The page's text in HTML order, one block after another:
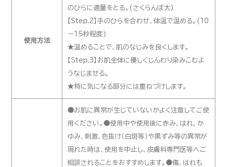
使用方法
のひらに適量をとる。(さくらんぼ大)
【Step.2】手のひらを合わせ、体温で温める。(10
～15秒程度)
★温めることで、肌のなじみを良くします。
【Step.3】お肌全体に優しくじんわり染みこむよ
うなじませる。
★特に気になる部分には重ねづけします。
●お肌に異常が生じていないかよく注意してご使
用ください。●使用中や使用後に赤み、はれ、か
ゆみ、刺激、色抜け（白斑等）や黒ずみ等の異常が
現れた時は、使用を中止し、皮膚科専門医等へご
相談されることをおすすめします。●傷、はれも